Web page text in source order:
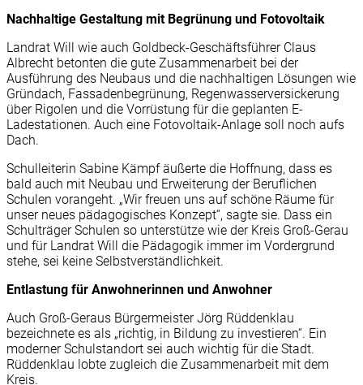
Nachhaltige Gestaltung mit Begrünung und Fotovoltaik
Landrat Will wie auch Goldbeck-Geschäftsführer Claus
Albrecht betonten die gute Zusammenarbeit bei der
Ausführung des Neubaus und die nachhaltigen Lösungen wie
Gründach, Fassadenbegrünung, Regenwasserversickerung
über Rigolen und die Vorrüstung für die geplanten E-
Ladestationen. Auch eine Fotovoltaik-Anlage soll noch aufs
Dach.
Schulleiterin Sabine Kämpf äußerte die Hoffnung, dass es
bald auch mit Neubau und Erweiterung der Beruflichen
Schulen vorangeht. „Wir freuen uns auf schöne Räume für
unser neues pädagogisches Konzept“, sagte sie. Dass ein
Schulträger Schulen so unterstütze wie der Kreis Groß-Gerau
und für Landrat Will die Pädagogik immer im Vordergrund
stehe, sei keine Selbstverständlichkeit.
Entlastung für Anwohnerinnen und Anwohner
Auch Groß-Geraus Bürgermeister Jörg Rüddenklau
bezeichnete es als „richtig, in Bildung zu investieren“. Ein
moderner Schulstandort sei auch wichtig für die Stadt.
Rüddenklau lobte zugleich die Zusammenarbeit mit dem
Kreis.